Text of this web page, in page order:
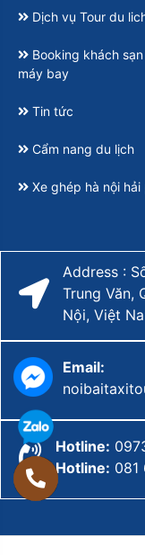
Dịch vụ Tour du
Booking khách
máy bay
Tin tức
Cẩm nang du lịch
Xe ghép hà nội hải
Address :
Trung Văn,
Nội, Việt
Email:
Hotline:
Hotline: 081